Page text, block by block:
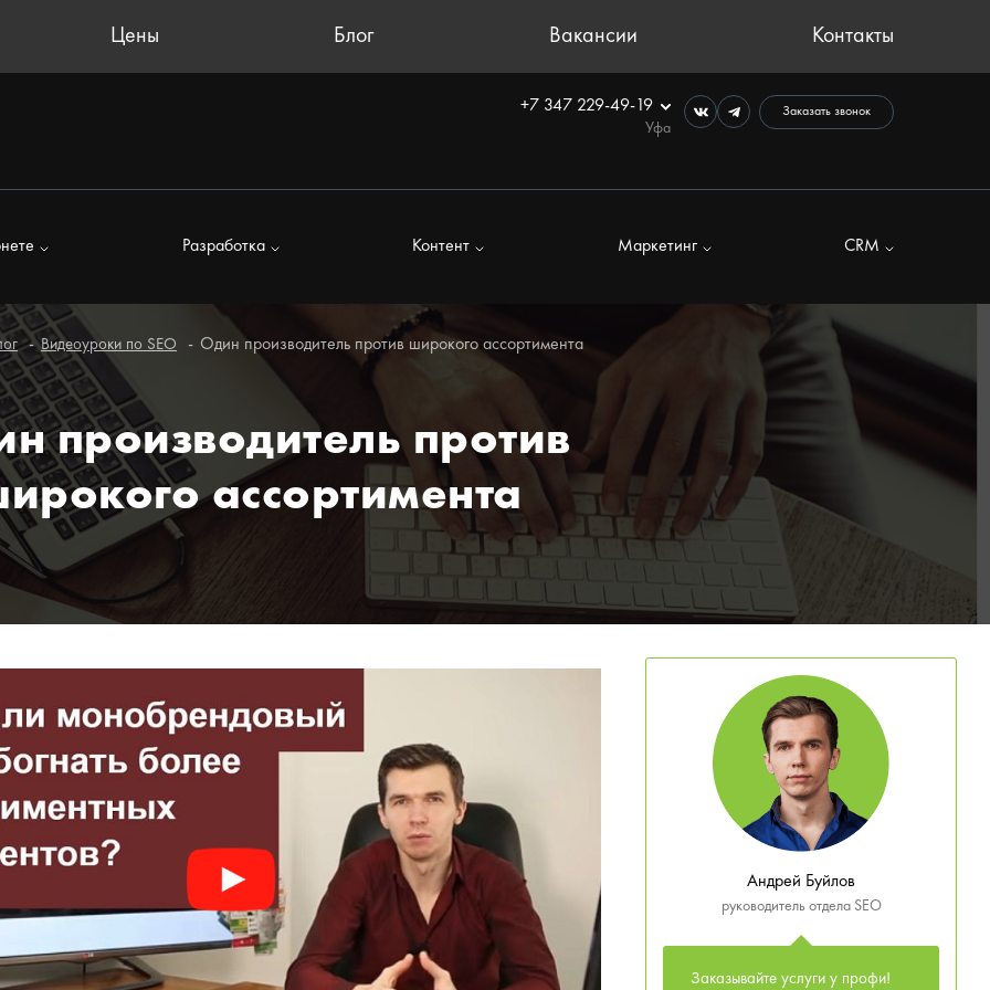
Цены Блог Вакансии Контакты
+7 347 229-49-19
Уфа
Заказать звонок
Разработка Контент Маркетинг CRM
Видеоуроки по SEO Один производитель против широкого ассортимента
производитель против
ассортимента
Андрей Буйлов
руководитель отдела SEO
Заказывайте услуги у профи!